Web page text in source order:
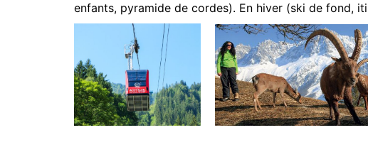
enfants, pyramide de cordes). En hiver (ski de fond,